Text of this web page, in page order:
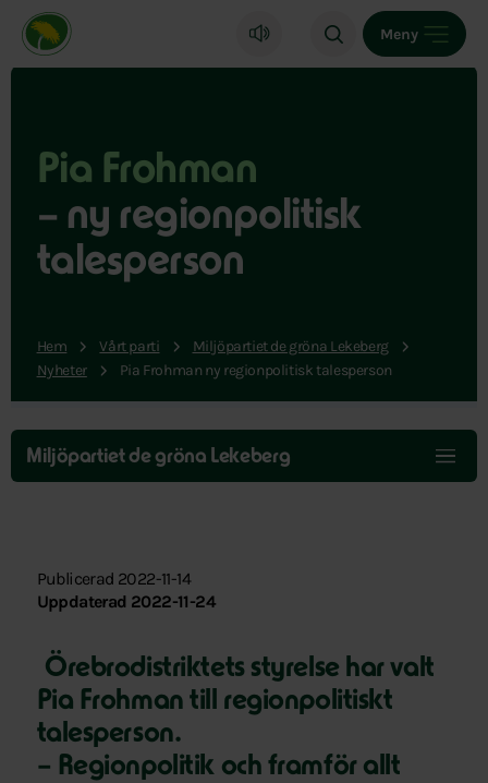
Miljöpartiet de gröna, startsida
Meny
Pia Frohman
– ny regionpolitisk
talesperson
Hem Vårt parti
Miljöpartiet de gröna Lekeberg
Nyheter
Pia Frohman ny regionpolitisk talesperson
Hoppa
över
menyn
Miljöpartiet de gröna Lekeberg
Publicerad 2022-11-14
Uppdaterad 2022-11-24
Örebrodistriktets styrelse har valt
Pia Frohman till regionpolitiskt
talesperson.
– Regionpolitik och framför allt